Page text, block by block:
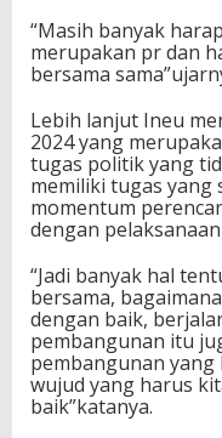
“Masih banyak
merupakan pr dan
bersama
Lebih lanjut Ineu
2024 yang
tugas politik yang
memiliki tugas yang
momentum
dengan
“Jadi banyak hal
bersama,
dengan baik,
pembangunan itu
pembangunan
wujud yang harus
baik”katanya.